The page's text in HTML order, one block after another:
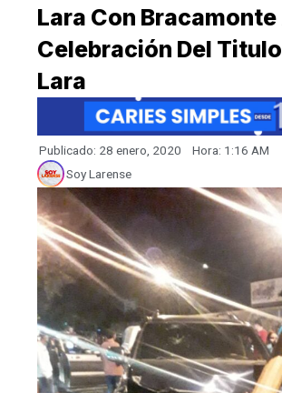
Lara Con
Celebración Del
Lara
Publicado: 28 enero, 2020 Hora: 1:16 AM
Soy Larense